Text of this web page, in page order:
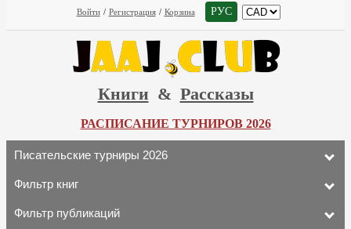
Войти / Регистрация / Корзина РУС
Книги & Рассказы
РАСПИСАНИЕ ТУРНИРОВ 2026
Писательские турниры 2026
Фильтр книг
Фильтр публикаций